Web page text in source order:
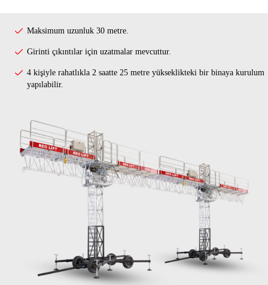
Maksimum uzunluk 30 metre.
Girinti çıkıntılar için uzatmalar mevcuttur.
4 kişiyle rahatlıkla 2 saatte 25 metre yükseklikteki bir binaya kurulum
yapılabilir.